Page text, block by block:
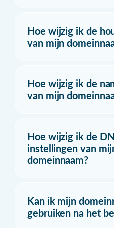
Hoe wijzig ik de
van mijn
Hoe wijzig ik de
van mijn
Hoe wijzig ik de
instellingen van
domeinnaam?
Kan ik mijn
gebruiken na het